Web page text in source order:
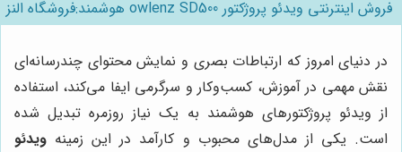
فروش اینترنتی ویدئو پروژکتور owlenz SD500 هوشمند:فروشگاه النز
در دنیای امروز که ارتباطات بصری و نمایش محتوای چندرسانه‌ای
نقش مهمی در آموزش، کسب‌وکار و سرگرمی ایفا می‌کند، استفاده
از ویدئو پروژکتورهای هوشمند به یک نیاز روزمره تبدیل شده
است. یکی از مدل‌های محبوب و کارآمد در این زمینه ویدئو